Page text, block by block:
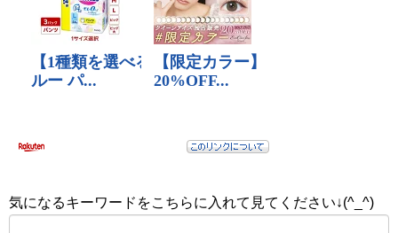
気になるキーワードをこちらに入れて見てください↓(^_^)